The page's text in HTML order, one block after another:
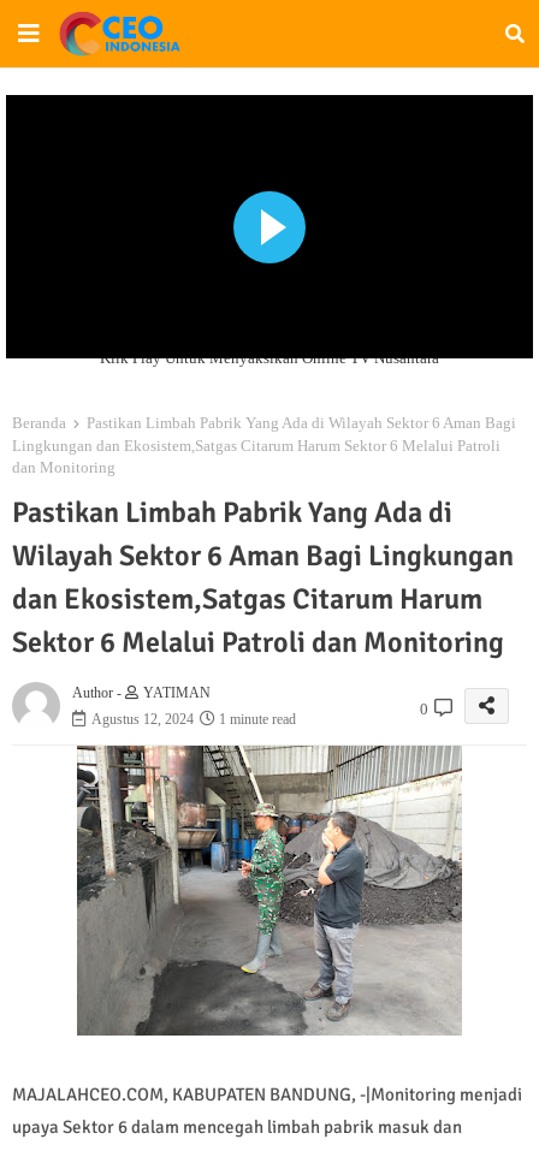
Klik Play Untuk Menyaksikan Online TV Nusantara
Beranda
Pastikan Limbah Pabrik Yang Ada di Wilayah Sektor 6 Aman Bagi
Lingkungan dan Ekosistem,Satgas Citarum Harum Sektor 6 Melalui Patroli
dan Monitoring
Pastikan Limbah Pabrik Yang Ada di
Wilayah Sektor 6 Aman Bagi Lingkungan
dan Ekosistem,Satgas Citarum Harum
Sektor 6 Melalui Patroli dan Monitoring
Author -
YATIMAN
Agustus 12, 2024
1 minute read
0
MAJALAHCEO.COM, KABUPATEN BANDUNG, -|Monitoring menjadi
upaya Sektor 6 dalam mencegah limbah pabrik masuk dan